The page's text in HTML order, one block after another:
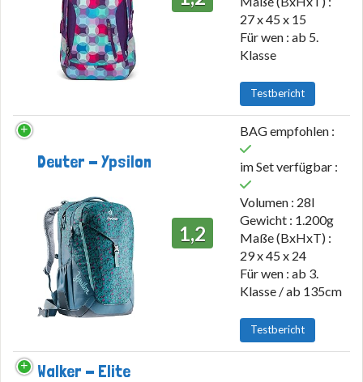
27 x 45 x 15
Für wen : ab 5.
Klasse
Testbericht
Deuter - Ypsilon
1,2
BAG empfohlen :
im Set verfügbar :
Volumen : 28l
Gewicht : 1.200g
Maße (BxHxT) :
29 x 45 x 24
Für wen : ab 3.
Klasse / ab 135cm
Testbericht
Walker - Elite